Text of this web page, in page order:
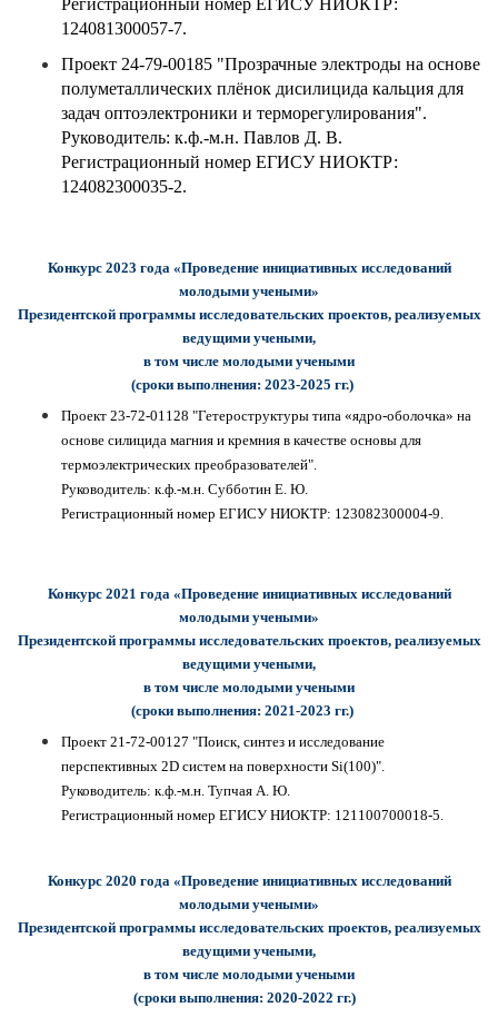
Регистрационный номер ЕГИСУ НИОКТР:
124081300057-7.
Проект 24-79-00185 "Прозрачные электроды на основе
полуметаллических плёнок дисилицида кальция для
задач оптоэлектроники и терморегулирования".
Руководитель: к.ф.-м.н. Павлов Д. В.
Регистрационный номер ЕГИСУ НИОКТР:
124082300035-2.
Конкурс 2023 года «Проведение инициативных исследований
молодыми учеными»
Президентской программы исследовательских проектов, реализуемых
ведущими учеными,
в том числе молодыми учеными
(сроки выполнения: 2023-2025 гг.)
Проект 23-72-01128 "Гетероструктуры типа «ядро-оболочка» на
основе силицида магния и кремния в качестве основы для
термоэлектрических преобразователей".
Руководитель: к.ф.-м.н. Субботин Е. Ю.
Регистрационный номер ЕГИСУ НИОКТР: 123082300004-9.
Конкурс 2021 года «Проведение инициативных исследований
молодыми учеными»
Президентской программы исследовательских проектов, реализуемых
ведущими учеными,
в том числе молодыми учеными
(сроки выполнения: 2021-2023 гг.)
Проект 21-72-00127 "Поиск, синтез и исследование
перспективных 2D систем на поверхности Si(100)".
Руководитель: к.ф.-м.н. Тупчая А. Ю.
Регистрационный номер ЕГИСУ НИОКТР: 121100700018-5.
Конкурс 2020 года «Проведение инициативных исследований
молодыми учеными»
Президентской программы исследовательских проектов, реализуемых
ведущими учеными,
в том числе молодыми учеными
(сроки выполнения: 2020-2022 гг.)